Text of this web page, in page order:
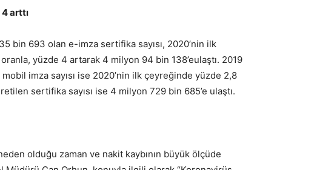
arttı
bin 693 olan e-imza sertifika sayısı, 2020’nin ilk
yüzde 4 artarak 4 milyon 94 bin 138’eulaştı. 2019
imza sayısı ise 2020’nin ilk çeyreğinde yüzde 2,8
sertifika sayısı ise 4 milyon 729 bin 685’e ulaştı.
olduğu zaman ve nakit kaybının büyük ölçüde